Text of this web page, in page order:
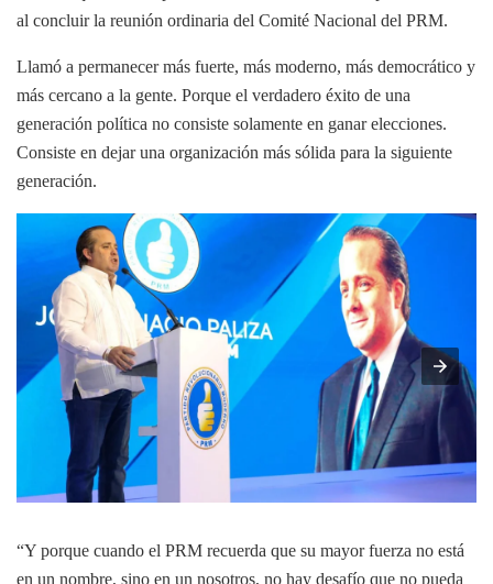
al concluir la reunión ordinaria del Comité Nacional del PRM.
Llamó a permanecer más fuerte, más moderno, más democrático y
más cercano a la gente. Porque el verdadero éxito de una
generación política no consiste solamente en ganar elecciones.
Consiste en dejar una organización más sólida para la siguiente
generación.
“Y porque cuando el PRM recuerda que su mayor fuerza no está
en un nombre, sino en un nosotros, no hay desafío que no pueda